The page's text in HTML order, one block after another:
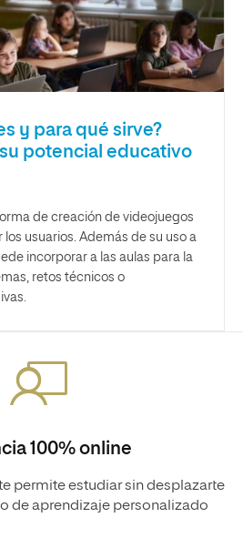
y para qué sirve?
potencial educativo
de creación de videojuegos
usuarios. Además de su uso a
incorporar a las aulas para la
retos técnicos o
100% online
permite estudiar sin desplazarte
de aprendizaje personalizado